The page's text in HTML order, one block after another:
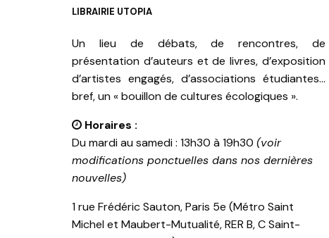
LIBRAIRIE UTOPIA
Un lieu de débats, de rencontres, de
présentation d’auteurs et de livres, d’exposition
d’artistes engagés, d’associations étudiantes…
bref, un « bouillon de cultures écologiques ».
Horaires :
Du mardi au samedi : 13h30 à 19h30 (voir
modifications ponctuelles dans nos dernières
nouvelles)
1 rue Frédéric Sauton, Paris 5e (Métro Saint
Michel et Maubert-Mutualité, RER B, C Saint-